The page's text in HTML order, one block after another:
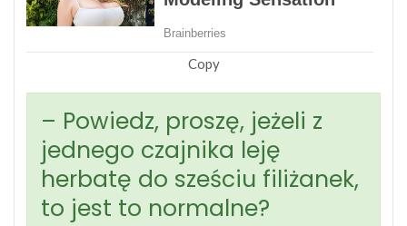
Copy
– Powiedz, proszę, jeżeli z
jednego czajnika leję
herbatę do sześciu filiżanek,
to jest to normalne?